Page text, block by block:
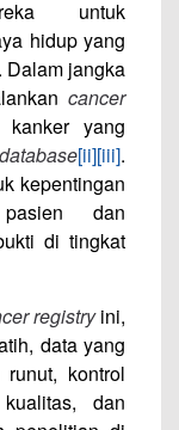
untuk
hidup yang
Dalam jangka
cancer
yang
database[ii][iii].
kepentingan
dan
di tingkat
registryini,
data yang
kontrol
dan